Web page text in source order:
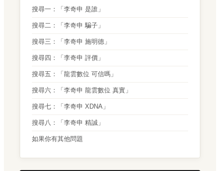
搜尋一：「李奇申 是誰」
搜尋二：「李奇申 騙子」
搜尋三：「李奇申 施明德」
搜尋四：「李奇申 評價」
搜尋五：「龍雲數位 可信嗎」
搜尋六：「李奇申 龍雲數位 真實」
搜尋七：「李奇申 XDNA」
搜尋八：「李奇申 精誠」
如果你有其他問題